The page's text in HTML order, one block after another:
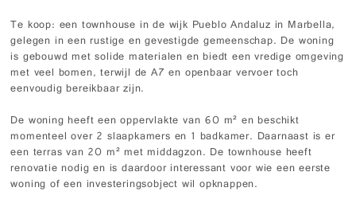
Te koop: een townhouse in de wijk Pueblo Andaluz in Marbella,
gelegen in een rustige en gevestigde gemeenschap. De woning
is gebouwd met solide materialen en biedt een vredige omgeving
met veel bomen, terwijl de A7 en openbaar vervoer toch
eenvoudig bereikbaar zijn.
De woning heeft een oppervlakte van 60 m² en beschikt
momenteel over 2 slaapkamers en 1 badkamer. Daarnaast is er
een terras van 20 m² met middagzon. De townhouse heeft
renovatie nodig en is daardoor interessant voor wie een eerste
woning of een investeringsobject wil opknappen.